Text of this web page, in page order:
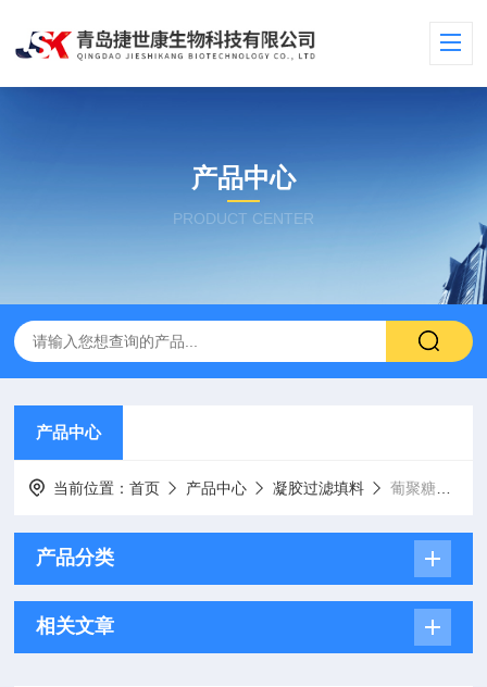
产品中心
PRODUCT CENTER
产品中心
当前位置：首页 产品中心 凝胶过滤填料 葡聚糖凝胶系列
产品分类
相关文章